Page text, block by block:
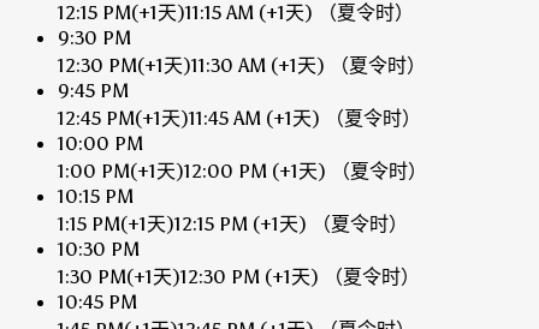
12:15 PM(+1天)11:15 AM (+1天)
（夏令时）
9:30 PM
12:30 PM(+1天)11:30 AM (+1天)
（夏令时）
9:45 PM
12:45 PM(+1天)11:45 AM (+1天)
（夏令时）
10:00 PM
1:00 PM(+1天)12:00 PM (+1天)
（夏令时）
10:15 PM
1:15 PM(+1天)12:15 PM (+1天)
（夏令时）
10:30 PM
1:30 PM(+1天)12:30 PM (+1天)
（夏令时）
10:45 PM